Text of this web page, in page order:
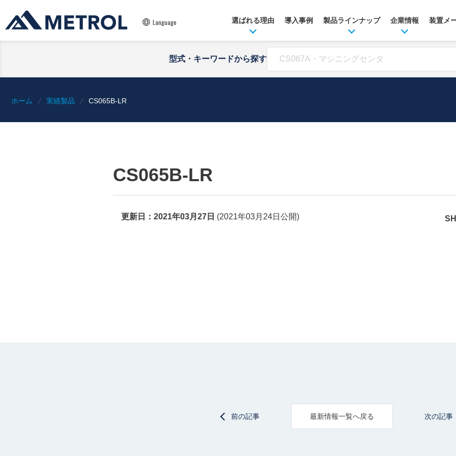
Language 選ばれる理由 導入事例 製品ラインナップ 企業情報 装置メ
型式・キーワードから探す
ホーム 実績製品 CS065B-LR
CS065B-LR
更新日： 2021年03月27日 (2021年03月24日 公開)
前の記事 最新情報一覧へ戻る 次の記事